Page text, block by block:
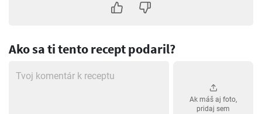
Ako sa ti tento recept podaril?
Ak máš aj foto,
pridaj sem